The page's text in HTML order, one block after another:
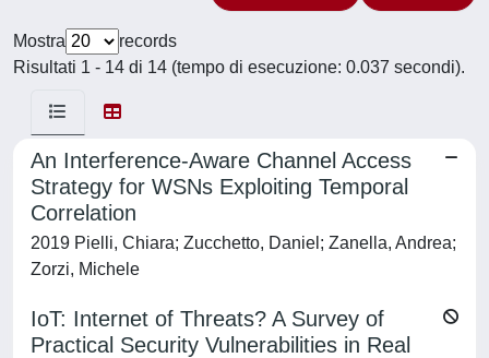
Mostra
records
Risultati 1 - 14 di 14 (tempo di esecuzione: 0.037 secondi).
An Interference-Aware Channel Access
Strategy for WSNs Exploiting Temporal
Correlation
2019 Pielli, Chiara; Zucchetto, Daniel; Zanella, Andrea;
Zorzi, Michele
IoT: Internet of Threats? A Survey of
Practical Security Vulnerabilities in Real